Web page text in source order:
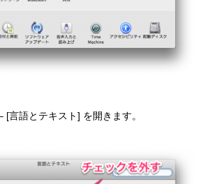
[言語とテキスト] を開きます。